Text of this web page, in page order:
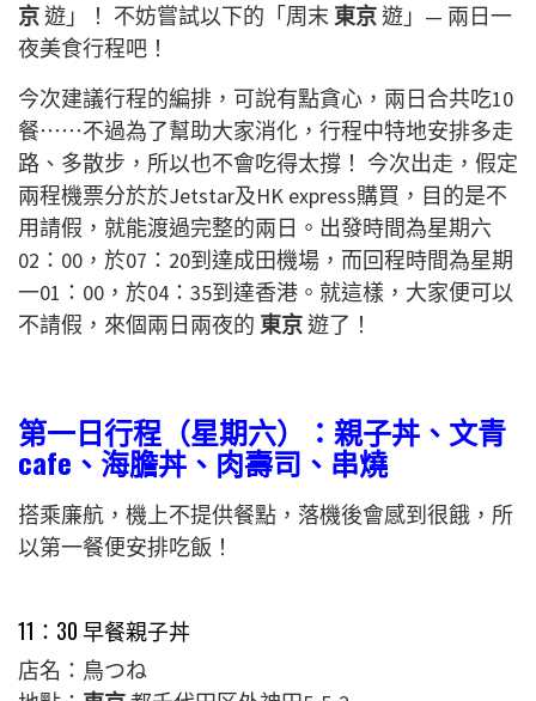
京遊」！ 不妨嘗試以下的「周末東京遊」— 兩日一
夜美食行程吧！
今次建議行程的編排，可說有點貪心，兩日合共吃10
餐⋯⋯不過為了幫助大家消化，行程中特地安排多走
路、多散步，所以也不會吃得太撐！ 今次出走，假定
兩程機票分於於Jetstar及HK express購買，目的是不
用請假，就能渡過完整的兩日。出發時間為星期六
02：00，於07：20到達成田機場，而回程時間為星期
一01：00，於04：35到達香港。就這樣，大家便可以
不請假，來個兩日兩夜的 東京遊了！
第一日行程（星期六）：親子丼、文青
cafe、海膽丼、肉壽司、串燒
搭乘廉航，機上不提供餐點，落機後會感到很餓，所
以第一餐便安排吃飯！
11：30 早餐親子丼
店名：鳥つね